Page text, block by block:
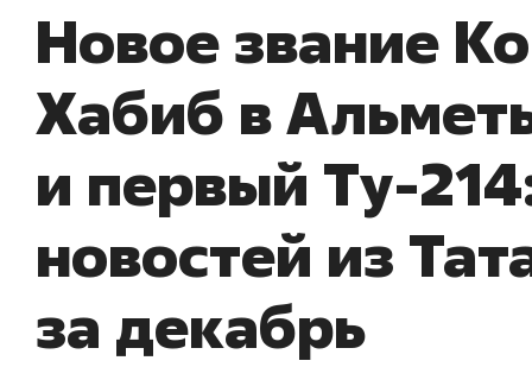
Новое звание
Хабиб в
и первый Ту-
новостей из
за декабрь